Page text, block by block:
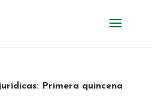
Primera quincena